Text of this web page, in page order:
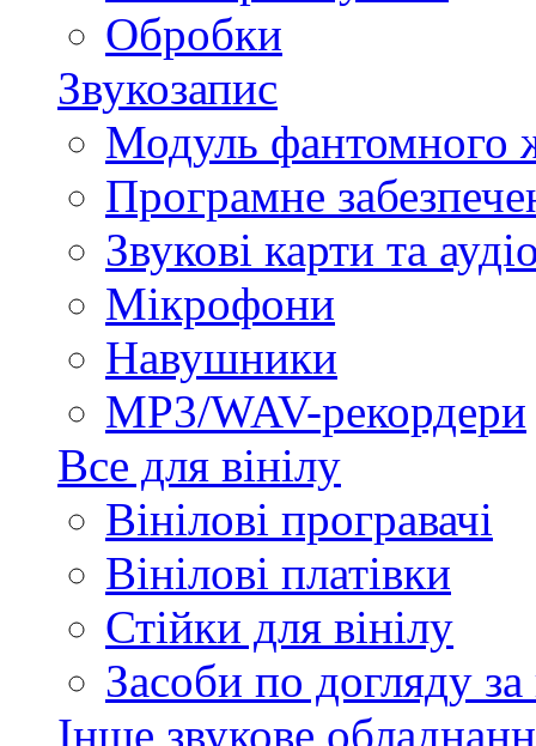
Обробки
Звукозапис
Модуль фантомного
Програмне
Звукові карти та
Мікрофони
Навушники
MP3/WAV-рекордери
Все для вінілу
Вінілові програвачі
Вінілові платівки
Стійки для вінілу
Засоби по догляду за
Інше звукове